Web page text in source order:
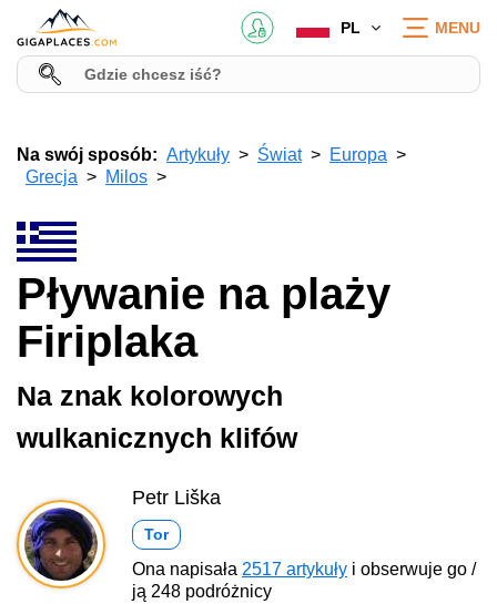
PL MENU
Na swój sposób: Artykuły Świat
Europa
Grecja
Milos
Pływanie na plaży
Firiplaka
Na znak kolorowych
wulkanicznych klifów
Petr Liška
Tor
Ona napisała 2517 artykuły i obserwuje go /
ją 248 podróżnicy